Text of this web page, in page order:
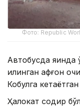
Фото: Republic
Автобусда
қилинган афғон
Кобулга
Ҳалокат содир